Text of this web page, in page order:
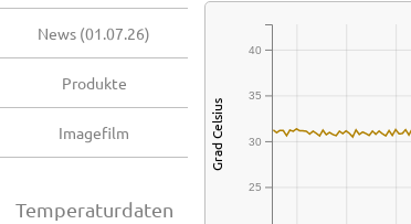
News (01.07.26)
Produkte
Imagefilm
Temperaturdaten
25
30
35
40
Grad Celsius